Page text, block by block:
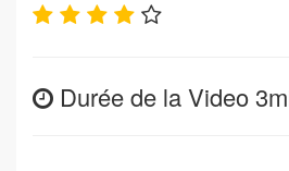
Durée de la Video